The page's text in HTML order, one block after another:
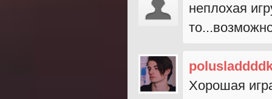
неплохая
Хорошая